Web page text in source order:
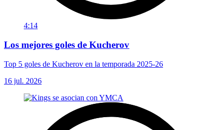
4:14
Los mejores goles de Kucherov
Top 5 goles de Kucherov en la temporada 2025-26
16 jul. 2026